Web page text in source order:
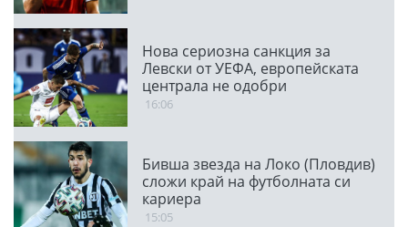
Нова сериозна санкция за
Левски от УЕФА, европейската
централа не одобри
транспарант
16:06
Бивша звезда на Локо (Пловдив)
сложи край на футболната си
кариера
15:05